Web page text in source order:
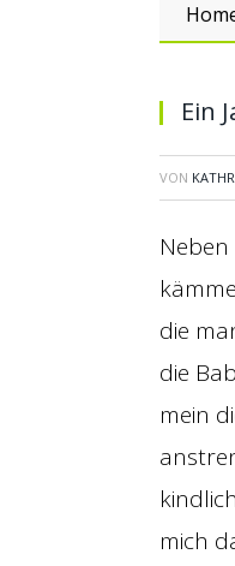
Ein
VON
die
die
mein
mich